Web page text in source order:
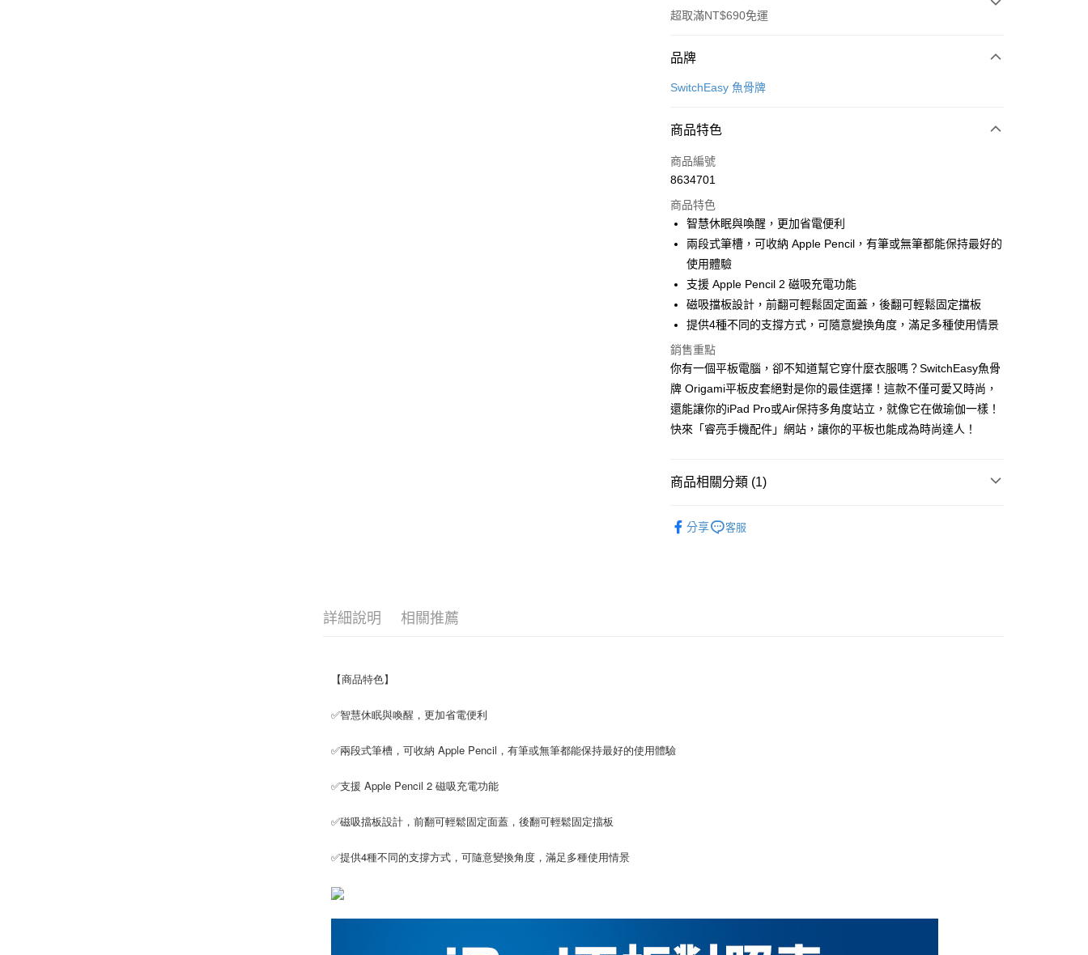
超取滿NT$690免運
付款方式
信用卡一次付款
Apple Pay
街口支付
悠遊付
ATM付款
運送方式
全家取貨付款
每筆NT$65，滿NT$690(含以上)免運費
付款後全家取貨
每筆NT$65，滿NT$690(含以上)免運費
每筆NT$65，滿NT$690(含以上)免運費
每筆NT$65，滿NT$690(含以上)免運費
品牌
SwitchEasy 魚骨牌
商品特色
商品編號
8634701
商品特色
智慧休眠與喚醒，更加省電便利
兩段式筆槽，可收納 Apple Pencil，有筆或無筆都能保持最好的
使用體驗
支援 Apple Pencil 2 磁吸充電功能
磁吸擋板設計，前翻可輕鬆固定面蓋，後翻可輕鬆固定擋板
提供4種不同的支撐方式，可隨意變換角度，滿足多種使用情景
銷售重點
你有一個平板電腦，卻不知道幫它穿什麼衣服嗎？SwitchEasy魚骨
牌 Origami平板皮套絕對是你的最佳選擇！這款不僅可愛又時尚，
還能讓你的iPad Pro或Air保持多角度站立，就像它在做瑜伽一樣！
快來「睿亮手機配件」網站，讓你的平板也能成為時尚達人！
商品相關分類 (1)
分享
客服
詳細說明 相關推薦
【商品特色】
✅智慧休眠與喚醒，更加省電便利
✅兩段式筆槽，可收納 Apple Pencil，有筆或無筆都能保持最好的使用體驗
✅支援 Apple Pencil 2 磁吸充電功能
✅磁吸擋板設計，前翻可輕鬆固定面蓋，後翻可輕鬆固定擋板
✅提供4種不同的支撐方式，可隨意變換角度，滿足多種使用情景